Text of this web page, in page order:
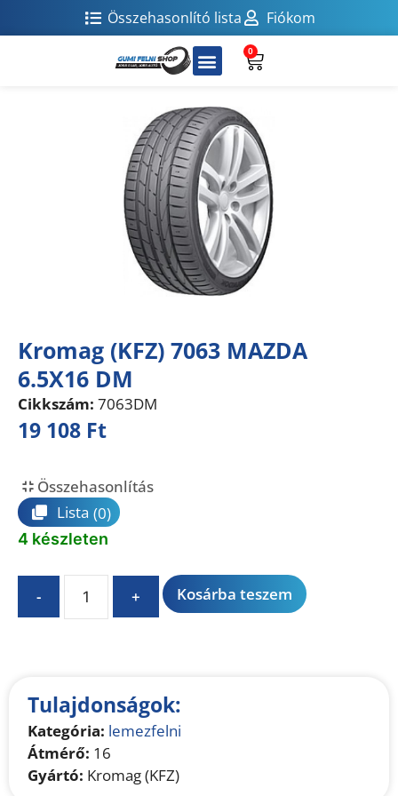
Összehasonlító lista Fiókom
0
Kromag (KFZ) 7063 MAZDA
6.5X16 DM
Cikkszám: 7063DM
19 108 Ft
Összehasonlítás
Lista (0)
4 készleten
- + Kosárba teszem
Tulajdonságok:
Kategória: lemezfelni
Átmérő: 16
Gyártó: Kromag (KFZ)